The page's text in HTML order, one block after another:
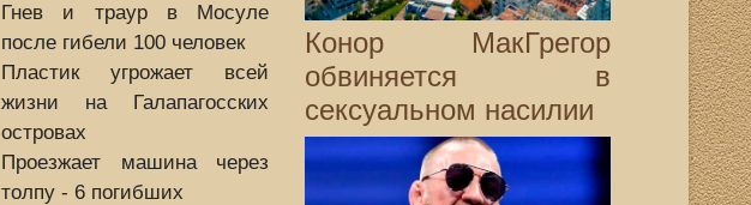
Гнев и траур в Мосуле
после гибели 100 человек
Пластик угрожает всей
жизни на Галапагосских
островах
Проезжает машина через
толпу - 6 погибших
Конор МакГрегор
обвиняется в
сексуальном насилии